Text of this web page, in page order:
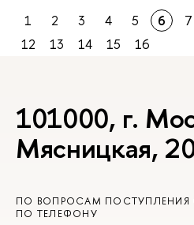
1 2 3 4 5 6 7
12
13 14 15 16
101000, г.
Мясницкая,
ПО ВОПРОСАМ ПОСТУПЛЕНИЯ
ПО ТЕЛЕФОНУ